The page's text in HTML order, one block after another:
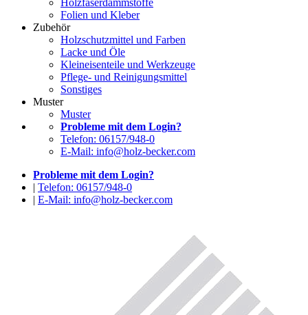
Holzfaserdämmstoffe
Folien und Kleber
Zubehör
Holzschutzmittel und Farben
Lacke und Öle
Kleineisenteile und Werkzeuge
Pflege- und Reinigungsmittel
Sonstiges
Muster
Muster
Probleme mit dem Login?
Telefon: 06157/948-0
E-Mail: info@holz-becker.com
Probleme mit dem Login?
| Telefon: 06157/948-0
| E-Mail: info@holz-becker.com